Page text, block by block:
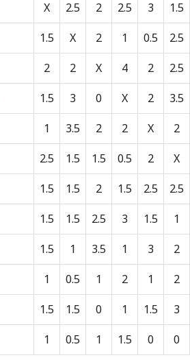
X 2.5 2 2.5 3 1.5
1.5 X 2 1 0.5 2.5
2 2 X 4 2 2.5
1.5 3 0 X 2 3.5
1 3.5 2 2 X 2
2.5 1.5 1.5 0.5 2 X
1.5 1.5 2 1.5 2.5 2.5
1.5 1.5 2.5 3 1.5 1
1.5 1 3.5 1 3 2
1 0.5 1 2 1 2
1.5 1.5 0 1 1.5 3
1 0.5 1 1.5 0 0